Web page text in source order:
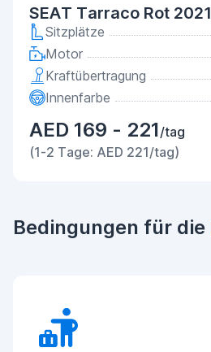
SEAT Tarraco Rot 2021
Sitzplätze
Motor
Kraftübertragung
Innenfarbe
AED 169 - 221/tag
(1-2 Tage: AED 221/tag)
Bedingungen für die